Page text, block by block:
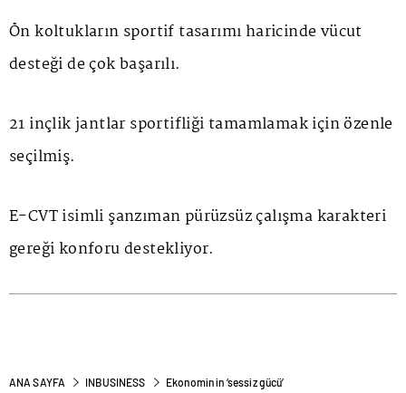
Ön koltukların sportif tasarımı haricinde vücut
desteği de çok başarılı.
21 inçlik jantlar sportifliği tamamlamak için özenle
seçilmiş.
E-CVT isimli şanzıman pürüzsüz çalışma karakteri
gereği konforu destekliyor.
ANA SAYFA INBUSINESS Ekonominin ‘sessiz gücü’